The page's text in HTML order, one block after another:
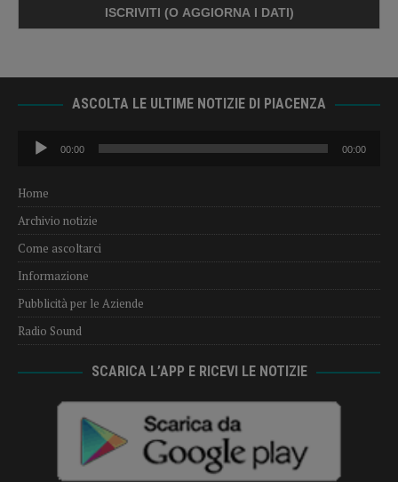
ASCOLTA LE ULTIME NOTIZIE DI PIACENZA
Audio
Player
00:00 00:00
Home
Archivio notizie
Come ascoltarci
Informazione
Pubblicità per le Aziende
Radio Sound
SCARICA L’APP E RICEVI LE NOTIZIE